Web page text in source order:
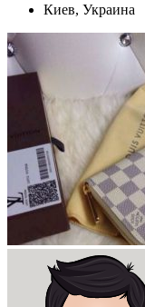
Киев, Украина